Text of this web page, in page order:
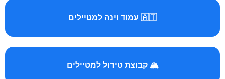
🇦🇹 עמוד וינה למטיילים
🏔️ קבוצת טירול למטיילים